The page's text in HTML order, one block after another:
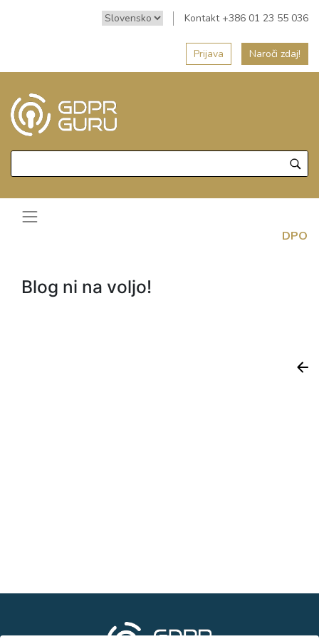
Kontakt +386 01 23 55 036
Prijava Naroči zdaj!
DPO
Blog ni na voljo!